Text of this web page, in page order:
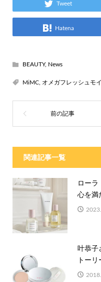
Tweet
Hatena
BEAUTY, News
MiMC, オメガフレッシュモ
関連記事一覧
ローラ
心を満
叶恭子
トーリ